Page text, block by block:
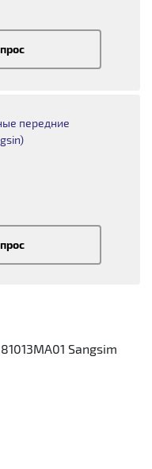
передние
Sangsim